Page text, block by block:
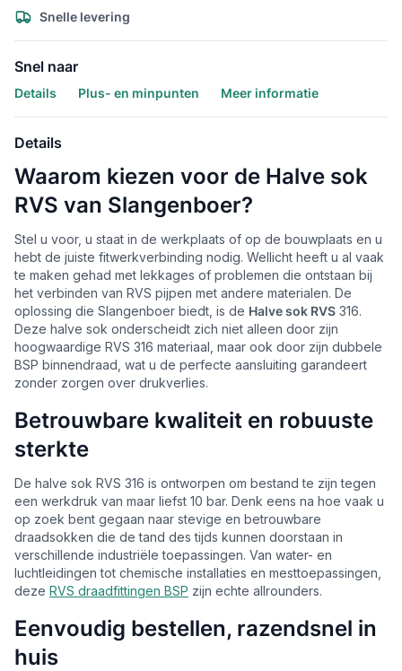
Snelle levering
Snel naar
Details Plus- en minpunten Meer informatie
Details
Waarom kiezen voor de Halve sok
RVS van Slangenboer?
Stel u voor, u staat in de werkplaats of op de bouwplaats en u
hebt de juiste fitwerkverbinding nodig. Wellicht heeft u al vaak
te maken gehad met lekkages of problemen die ontstaan bij
het verbinden van RVS pijpen met andere materialen. De
oplossing die Slangenboer biedt, is de Halve sok RVS 316.
Deze halve sok onderscheidt zich niet alleen door zijn
hoogwaardige RVS 316 materiaal, maar ook door zijn dubbele
BSP binnendraad, wat u de perfecte aansluiting garandeert
zonder zorgen over drukverlies.
Betrouwbare kwaliteit en robuuste
sterkte
De halve sok RVS 316 is ontworpen om bestand te zijn tegen
een werkdruk van maar liefst 10 bar. Denk eens na hoe vaak u
op zoek bent gegaan naar stevige en betrouwbare
draadsokken die de tand des tijds kunnen doorstaan in
verschillende industriële toepassingen. Van water- en
luchtleidingen tot chemische installaties en mesttoepassingen,
deze RVS draadfittingen BSP zijn echte allrounders.
Eenvoudig bestellen, razendsnel in
huis